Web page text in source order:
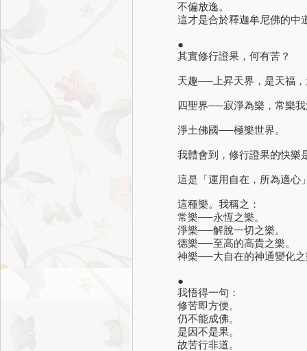
不偏放逸。
這才是合於釋迦牟尼佛的中
●
其實修行證果，何有苦？
天趣──上昇天界，是天福，
四聖界──寂淨為樂，常樂我
淨土佛國──極樂世界。
我體會到，修行證果的快樂
這是「運用自在，所為適心」
這種樂。我稱之：
常樂──永恆之樂。
淨樂──解脫一切之樂。
德樂──至高的高貴之樂。
神樂──大自在的神通變化之
●
我悟得一句：
修苦即方便。
仍不能成佛。
是因不是果。
故苦行非道。